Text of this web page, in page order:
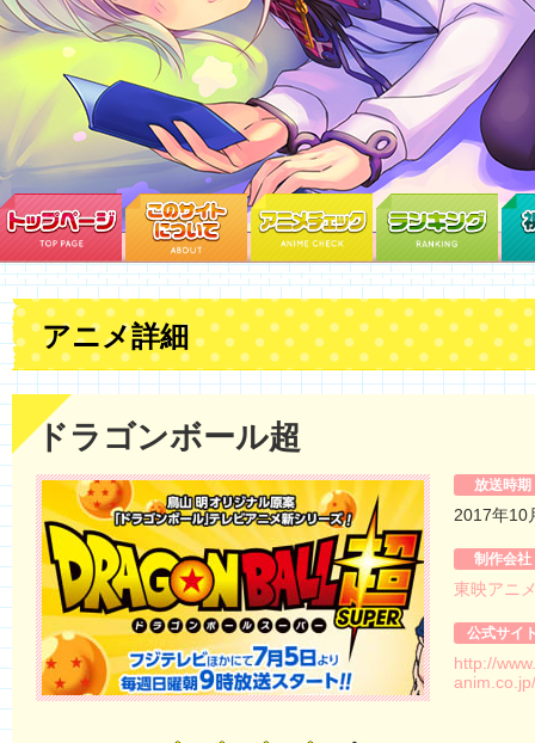
アニメ詳細
ドラゴンボール超
放送時期
2017年10
制作会社
東映アニ
公式サイ
http://